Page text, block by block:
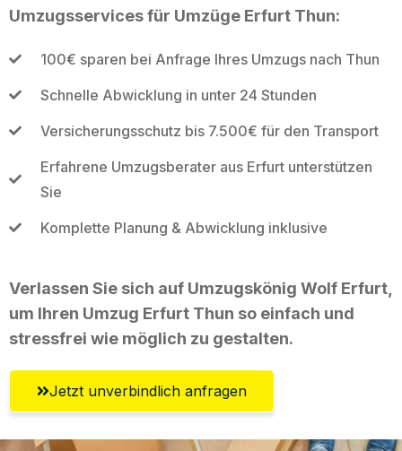
Umzugsservices für Umzüge Erfurt Thun:
100€ sparen bei Anfrage Ihres Umzugs nach Thun
Schnelle Abwicklung in unter 24 Stunden
Versicherungsschutz bis 7.500€ für den Transport
Erfahrene Umzugsberater aus Erfurt unterstützen
Sie
Komplette Planung & Abwicklung inklusive
Verlassen Sie sich auf Umzugskönig Wolf Erfurt,
um Ihren Umzug Erfurt Thun so einfach und
stressfrei wie möglich zu gestalten.
Jetzt unverbindlich anfragen